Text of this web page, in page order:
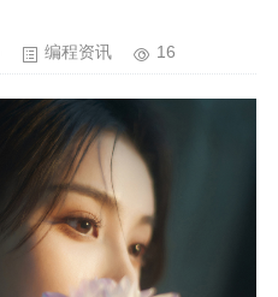
编程资讯 16